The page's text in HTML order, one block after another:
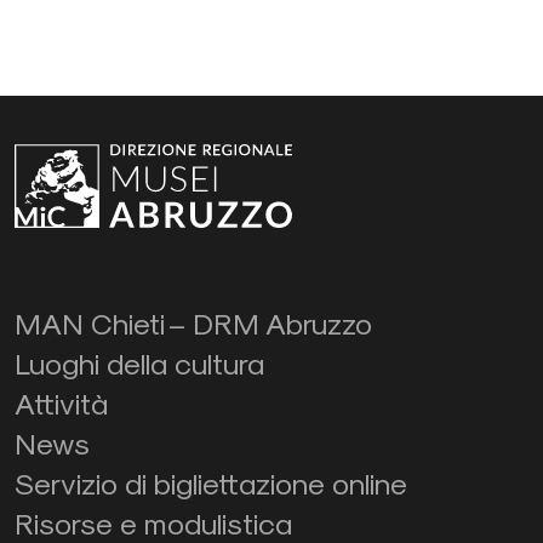
MAN Chieti – DRM Abruzzo
Luoghi della cultura
Attività
News
Servizio di bigliettazione online
Risorse e modulistica